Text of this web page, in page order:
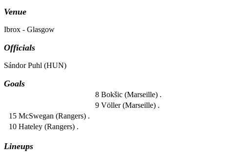
Venue
Ibrox - Glasgow
Officials
Sándor Puhl (HUN)
Goals
8 Bokšic (Marseille) .
9 Völler (Marseille) .
15 McSwegan (Rangers) .
10 Hateley (Rangers) .
Lineups